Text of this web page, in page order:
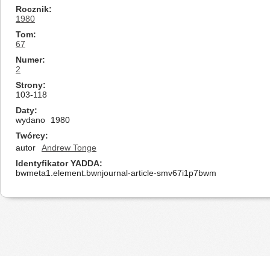
Rocznik
1980
Tom
67
Numer
2
Strony
103-118
Daty
wydano
1980
Twórcy
autor
Andrew Tonge
Identyfikator YADDA
bwmeta1.element.bwnjournal-article-smv67i1p7bwm